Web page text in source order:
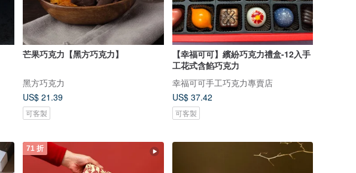
芒果巧克力【黑方巧克力】
黑方巧克力
US$ 21.39
可客製
【幸福可可】繽紛巧克力禮盒-12入手
工花式含餡巧克力
幸福可可手工巧克力專賣店
US$ 37.42
可客製
71 折